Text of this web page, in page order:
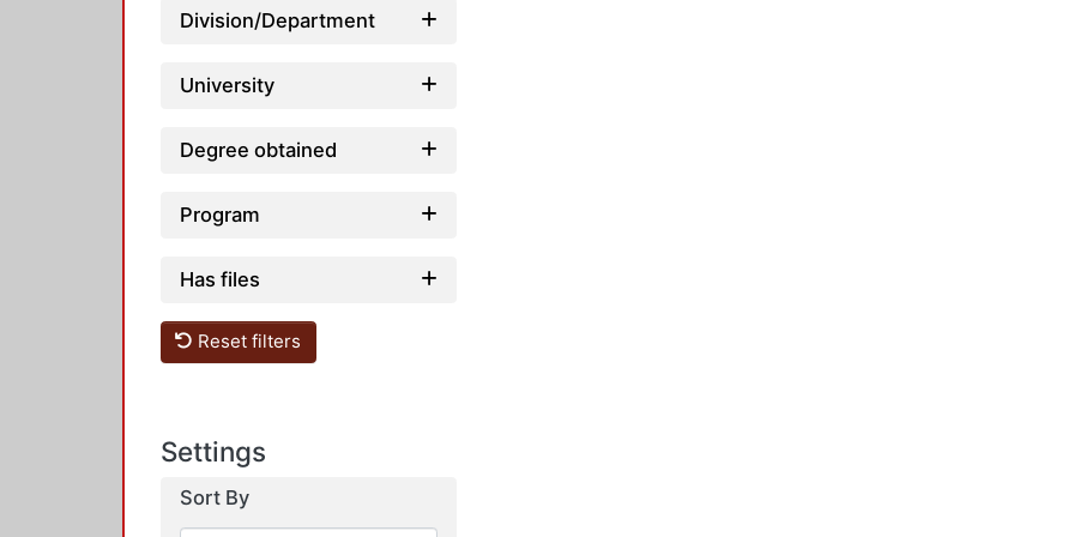
Division/Department
University
Degree obtained
Program
Has files
Reset filters
Settings
Sort By